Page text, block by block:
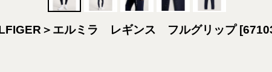
＞エルミラ レギンス フルグリップ [